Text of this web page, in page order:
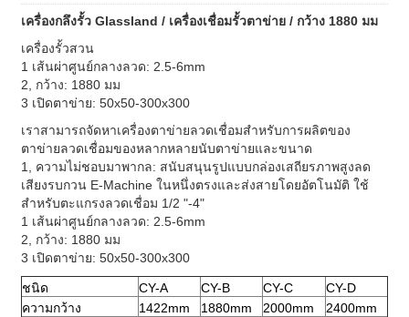
เครื่องกลึงรั้ว Glassland / เครื่องเชื่อมรั้วตาข่าย / กว้าง 1880 มม
เครื่องรั้วสวน
1 เส้นผ่าศูนย์กลางลวด: 2.5-6mm
2, กว้าง: 1880 มม
3 เปิดตาข่าย: 50x50-300x300
เราสามารถจัดหาเครื่องตาข่ายลวดเชื่อมสำหรับการผลิตของ
ตาข่ายลวดเชื่อมของหลากหลายนับตาข่ายและขนาด
1, ความไม่ชอบมาพากล: สนับสนุนรูปแบบกล่องเสถียรภาพสูงลด
เสียงรบกวน E-Machine ในหนึ่งตรงและส่งสายโดยอัตโนมัติ ใช้
สำหรับตะแกรงลวดเชื่อม 1/2 "-4"
1 เส้นผ่าศูนย์กลางลวด: 2.5-6mm
2, กว้าง: 1880 มม
3 เปิดตาข่าย: 50x50-300x300
ชนิด CY-A CY-B CY-C
CY-D
ความกว้าง
1422mm 1880mm 2000mm
2400mm